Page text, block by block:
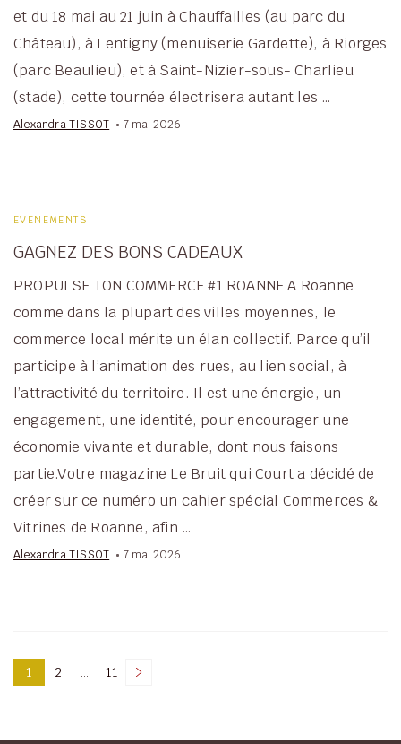
et du 18 mai au 21 juin à Chauffailles (au parc du
Château), à Lentigny (menuiserie Gardette), à Riorges
(parc Beaulieu), et à Saint-Nizier-sous- Charlieu
(stade), cette tournée électrisera autant les …
Alexandra TISSOT 7 mai 2026
EVENEMENTS
GAGNEZ DES BONS CADEAUX
PROPULSE TON COMMERCE #1 ROANNE A Roanne
comme dans la plupart des villes moyennes, le
commerce local mérite un élan collectif. Parce qu’il
participe à l’animation des rues, au lien social, à
l’attractivité du territoire. Il est une énergie, un
engagement, une identité, pour encourager une
économie vivante et durable, dont nous faisons
partie.Votre magazine Le Bruit qui Court a décidé de
créer sur ce numéro un cahier spécial Commerces &
Vitrines de Roanne, afin …
Alexandra TISSOT 7 mai 2026
Pagination
des
Page
1 Page
2 … Page
11